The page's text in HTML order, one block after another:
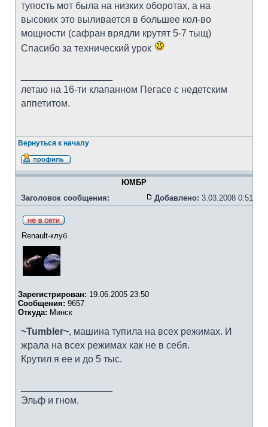
тупость мот была на низких оборотах, а на
высоких это выливается в большее кол-во
мощности (сафран врядли крутят 5-7 тыщ)
Спасибо за технический урок
летаю на 16-ти клапанном Пегасе с недетским
аппетитом.
Вернуться к началу
ЮМБР
Заголовок сообщения:
Добавлено: 3.03.2008 0:51
Renault-клуб
Зарегистрирован: 19.06.2005 23:50
Сообщения: 9657
Откуда: Минск
~Tumbler~, машина тупила на всех режимах. И
жрала на всех режимах как не в себя.
Крутил я ее и до 5 тыс.
Эльф и гном.